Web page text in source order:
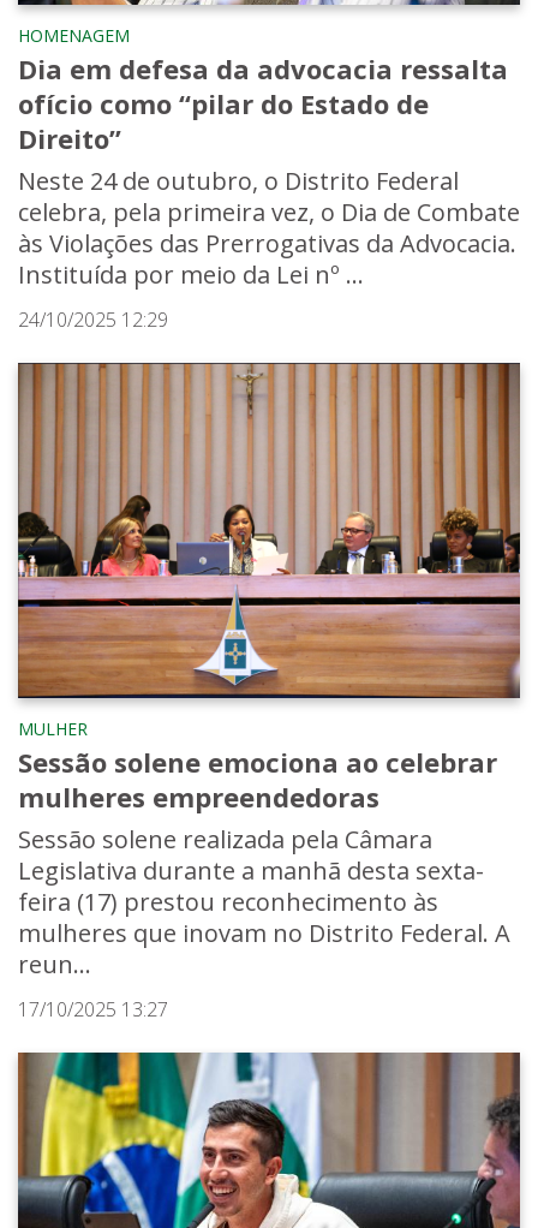
HOMENAGEM
Dia em defesa da advocacia ressalta
ofício como “pilar do Estado de
Direito”
Neste 24 de outubro, o Distrito Federal
celebra, pela primeira vez, o Dia de Combate
às Violações das Prerrogativas da Advocacia.
Instituída por meio da Lei nº ...
24/10/2025 12:29
MULHER
Sessão solene emociona ao celebrar
mulheres empreendedoras
Sessão solene realizada pela Câmara
Legislativa durante a manhã desta sexta-
feira (17) prestou reconhecimento às
mulheres que inovam no Distrito Federal. A
reun...
17/10/2025 13:27